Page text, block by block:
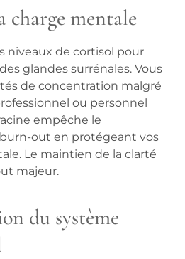
charge mentale
niveaux de cortisol pour
glandes surrénales. Vous
de concentration malgré
ou personnel
empêche le
out en protégeant vos
Le maintien de la clarté
majeur.
du système